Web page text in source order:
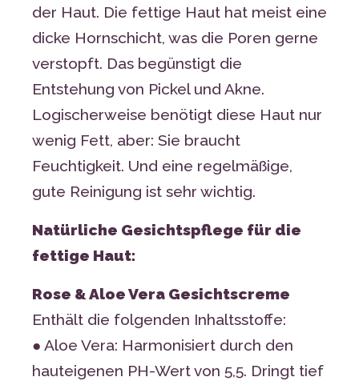
der Haut. Die fettige Haut hat meist eine
dicke Hornschicht, was die Poren gerne
verstopft. Das begünstigt die
Entstehung von Pickel und Akne.
Logischerweise benötigt diese Haut nur
wenig Fett, aber: Sie braucht
Feuchtigkeit. Und eine regelmäßige,
gute Reinigung ist sehr wichtig.
Natürliche Gesichtspflege für die
fettige Haut:
Rose & Aloe Vera Gesichtscreme
Enthält die folgenden Inhaltsstoffe:
● Aloe Vera: Harmonisiert durch den
hauteigenen PH-Wert von 5,5. Dringt tief